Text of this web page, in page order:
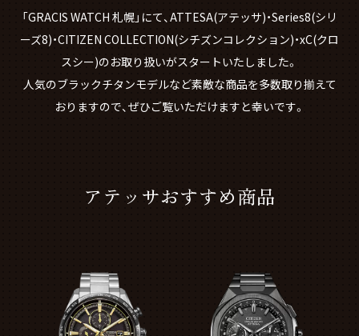
「GRACIS WATCH 札幌」にて、ATTESA(アテッサ)・Series8(シリ
ーズ8)・CITIZEN COLLECTION(シチズンコレクション)・xC(クロ
スシー)のお取り扱いがスタートいたしました。
人気のブラックチタンモデルなど素敵な商品を多数取り揃えて
おりますので、ぜひご覧いただけますと幸いです。
アテッサおすすめ商品